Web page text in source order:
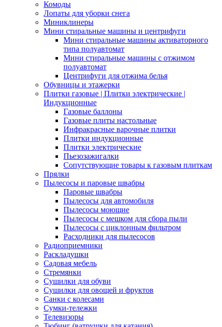
Комоды
Лопаты для уборки снега
Миниклинеры
Мини стиральные машины и центрифуги
Мини стиральные машины активаторного
типа полуавтомат
Мини стиральные машины с отжимом
полуавтомат
Центрифуги для отжима белья
Обувницы и этажерки
Плитки газовые | Плитки электрические |
Индукционные
Газовые баллоны
Газовые плиты настольные
Инфракрасные варочные плитки
Плитки индукционные
Плитки электрические
Пьезозажигалки
Сопутствующие товары к газовым плиткам
Прялки
Пылесосы и паровые швабры
Паровые швабры
Пылесосы для автомобиля
Пылесосы моющие
Пылесосы с мешком для сбора пыли
Пылесосы с циклонным фильтром
Расходники для пылесосов
Радиоприемники
Раскладушки
Садовая мебель
Стремянки
Сушилки для обуви
Сушилки для овощей и фруктов
Санки с колесами
Сумки-тележки
Телевизоры